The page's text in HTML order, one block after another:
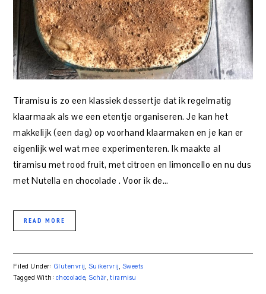
Tiramisu is zo een klassiek dessertje dat ik regelmatig
klaarmaak als we een etentje organiseren. Je kan het
makkelijk (een dag) op voorhand klaarmaken en je kan er
eigenlijk wel wat mee experimenteren. Ik maakte al
tiramisu met rood fruit, met citroen en limoncello en nu dus
met Nutella en chocolade . Voor ik de…
READ MORE
Filed Under: Glutenvrij, Suikervrij, Sweets
Tagged With: chocolade,Schär, tiramisu